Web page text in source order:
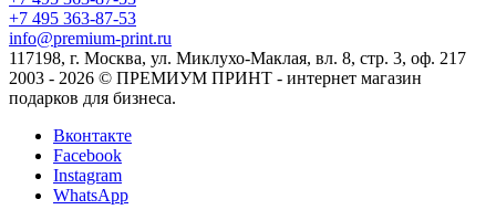
+7 495 363-87-53
info@premium-print.ru
117198, г. Москва, ул. Миклухо-Маклая, вл. 8, стр. 3, оф. 217
2003 - 2026 © ПРЕМИУМ ПРИНТ - интернет магазин
подарков для бизнеса.
Вконтакте
Facebook
Instagram
WhatsApp